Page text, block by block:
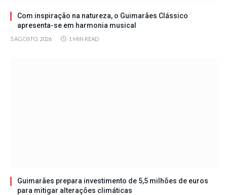
Com inspiração na natureza, o Guimarães Clássico
apresenta-se em harmonia musical
5 AGOSTO, 2026 1 MIN READ
Guimarães prepara investimento de 5,5 milhões de euros
para mitigar alterações climáticas